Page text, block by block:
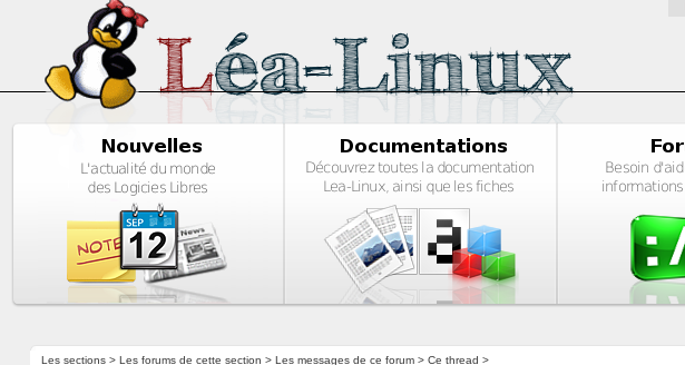
Les sections> Les forums de cette section > Les messages de ce forum> Ce thread >